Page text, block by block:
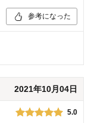
参考になった
2021年10月04日
5.0